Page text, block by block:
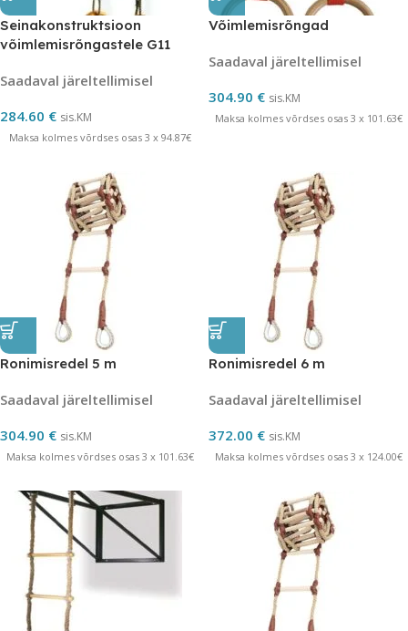
Seinakonstruktsioon
võimlemisrõngastele G11
Saadaval järeltellimisel
284.60 € sis.KM
Maksa kolmes võrdses osas 3 x 94.87€
Võimlemisrõngad
Saadaval järeltellimisel
304.90 € sis.KM
Maksa kolmes võrdses osas 3 x 101.63€
Ronimisredel 5 m
Saadaval järeltellimisel
304.90 € sis.KM
Maksa kolmes võrdses osas 3 x 101.63€
Ronimisredel 6 m
Saadaval järeltellimisel
372.00 € sis.KM
Maksa kolmes võrdses osas 3 x 124.00€